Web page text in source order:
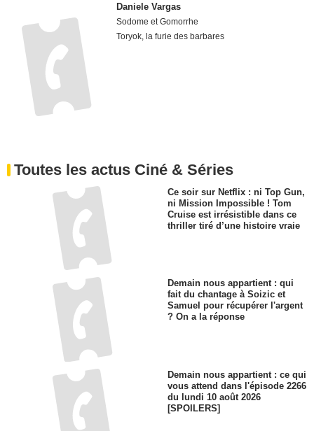
Daniele Vargas
Sodome et Gomorrhe
Toryok, la furie des barbares
Toutes les actus Ciné & Séries
Ce soir sur Netflix : ni Top Gun,
ni Mission Impossible ! Tom
Cruise est irrésistible dans ce
thriller tiré d’une histoire vraie
Demain nous appartient : qui
fait du chantage à Soizic et
Samuel pour récupérer l'argent
? On a la réponse
Demain nous appartient : ce qui
vous attend dans l'épisode 2266
du lundi 10 août 2026
[SPOILERS]